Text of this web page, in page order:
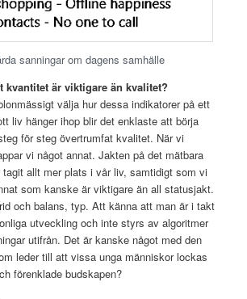
sanningar om dagens samhälle
kvantitet är viktigare än kvalitet?
välja hur dessa indikatorer på ett
liv hänger ihop blir det enklaste att börja
för steg övertrumfat kvalitet. När vi
vi något annat. Jakten på det mätbara
tagit allt mer plats i vår liv, samtidigt som vi
som kanske är viktigare än all statusjakt.
och balans, typ. Att känna att man är i takt
utveckling och inte styrs av algoritmer
utifrån. Det är kanske något med den
leder till att vissa unga människor lockas
förenklade budskapen?